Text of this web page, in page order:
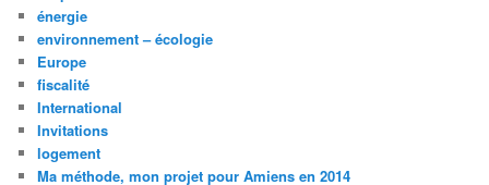
énergie
environnement – écologie
Europe
fiscalité
International
Invitations
logement
Ma méthode, mon projet pour Amiens en 2014